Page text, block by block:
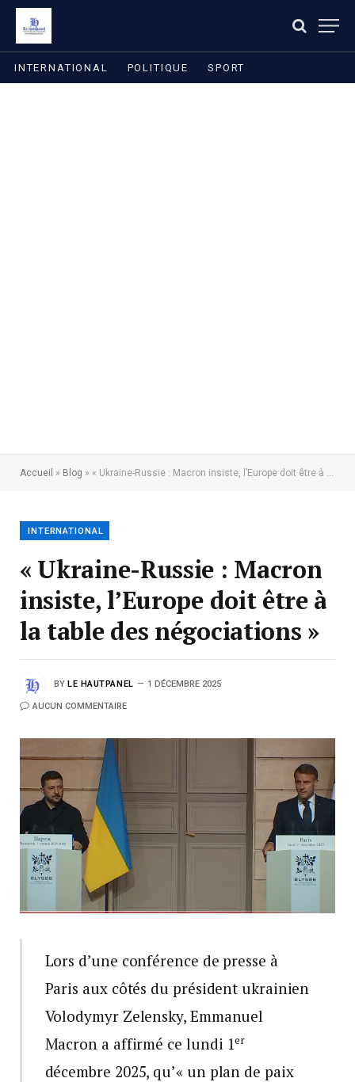
INTERNATIONAL POLITIQUE SPORT
Accueil » Blog » « Ukraine-Russie : Macron insiste, l’Europe doit être à la table des négociations »
INTERNATIONAL
« Ukraine-Russie : Macron
insiste, l’Europe doit être à
la table des négociations »
BY LE HAUTPANEL 1 DÉCEMBRE 2025
AUCUN COMMENTAIRE
Lors d’une conférence de presse à
Paris aux côtés du président ukrainien
Volodymyr Zelensky, Emmanuel
Macron a affirmé ce lundi 1er
décembre 2025, qu’« un plan de paix